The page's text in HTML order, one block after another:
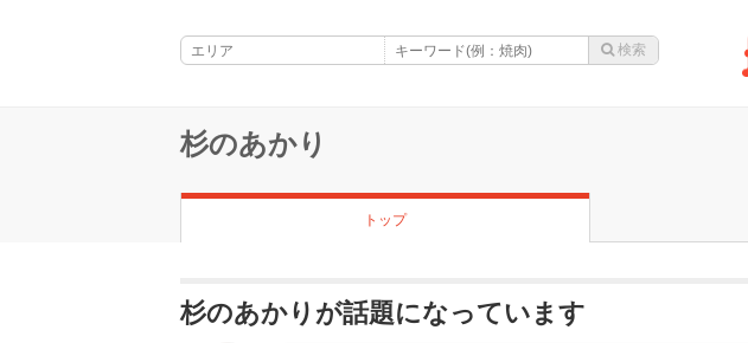
杉のあかり
トップ
杉のあかりが話題になっています